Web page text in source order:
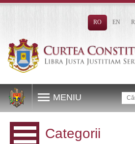
RO EN
MENIU
Categorii